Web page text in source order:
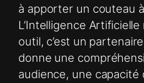
à apporter un couteau
L’Intelligence Artificielle
outil, c’est un
donne une
audience, une capacité